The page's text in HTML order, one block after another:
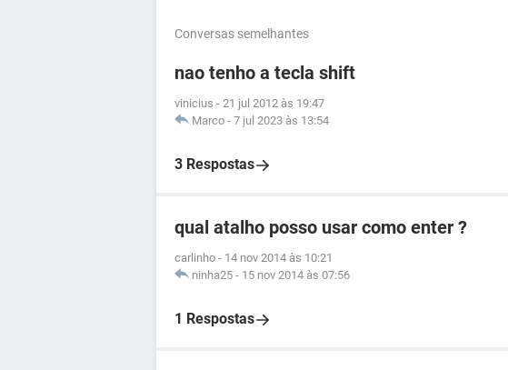
Conversas semelhantes
nao tenho a tecla shift
vinicius - 21 jul 2012 às 19:47
Marco - 7 jul 2023 às 13:54
3 Respostas
qual atalho posso usar como enter ?
carlinho - 14 nov 2014 às 10:21
ninha25 - 15 nov 2014 às 07:56
1 Respostas